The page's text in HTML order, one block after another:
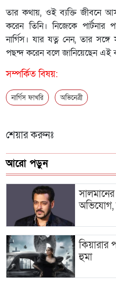
তার কথায়, ওই ব্যক্তি জীবনে
করেন তিনি। নিজেকে পার্টনার
নার্গিস। যার যত্ন নেন, তার
পছন্দ করেন বলে জানিয়েছেন এই
সম্পর্কিত বিষয়:
নার্গিস ফাখরি অভিনেত্রী
শেয়ার করুনঃ
আরো পড়ুন
কিয়ারার
হুমা